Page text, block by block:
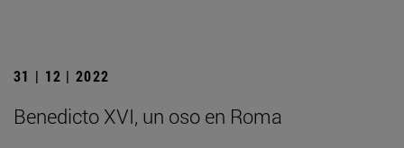
31 | 12 | 2022
Benedicto XVI, un oso en Roma